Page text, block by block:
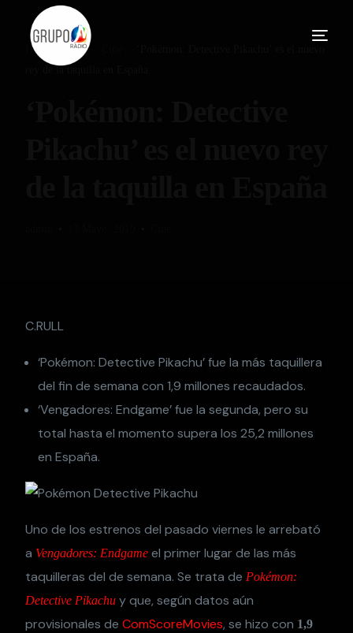
Home Blog
rey de la taquilla en España
C.RULL
‘Pokémon: Detective Pikachu’ fue la más taquillera
del fin de semana con 1,9 millones recaudados.
‘Vengadores: Endgame’ fue la segunda, pero su
total hasta el momento supera los 25,2 millones
en España.
Uno de los estrenos del pasado viernes le arrebató
a Vengadores: Endgame el primer lugar de las más
taquilleras del de semana. Se trata dePokémon:
Detective Pikachu y que, según datos aún
provisionales deComScoreMovies, se hizo con 1,9